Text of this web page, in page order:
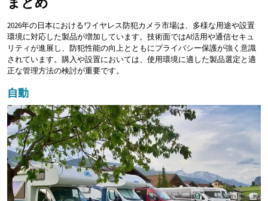
2026年の日本におけるワイヤレス防犯カメラ市場は、多様な用途や設置
環境に対応した製品が増加しています。技術面ではAI活用や通信セキュ
リティが進展し、防犯性能の向上とともにプライバシー保護が強く意識
されています。購入や設置においては、使用環境に適した製品選定と適
正な管理方法の検討が重要です。
自動